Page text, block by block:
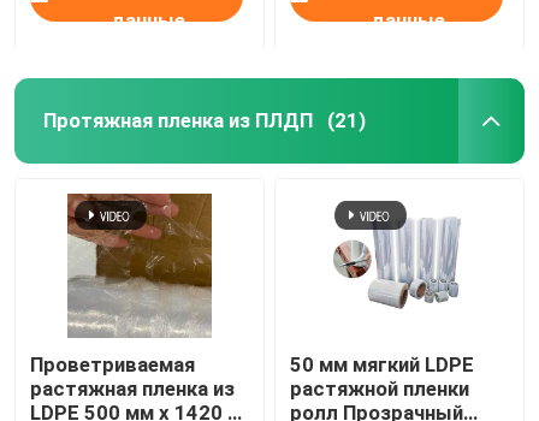
данные данные
Протяжная пленка из ПЛДП (21)
Проветриваемая
растяжная пленка из
LDPE 500 мм x 1420 м
50 мм мягкий LDPE
растяжной пленки
ролл Прозрачный